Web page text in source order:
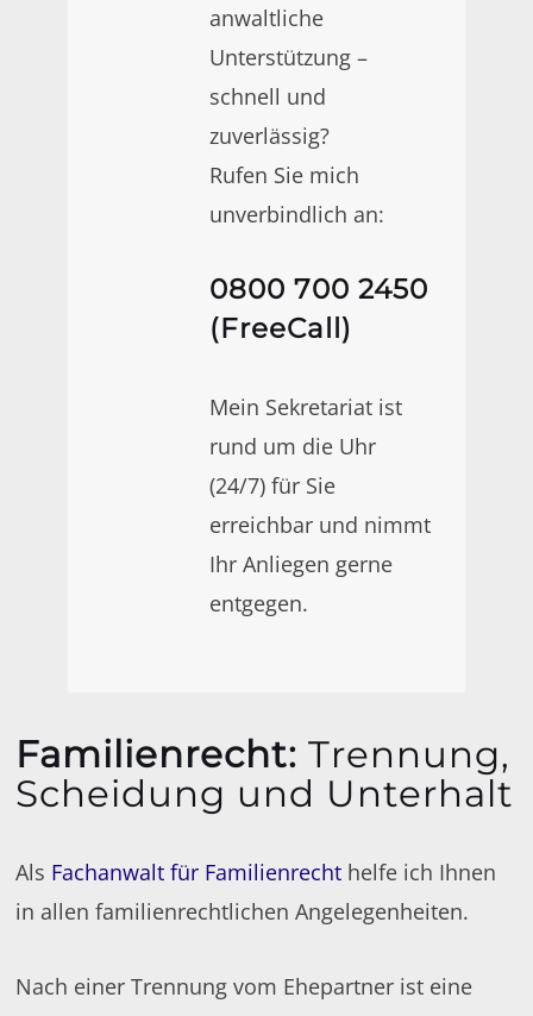
anwaltliche
Unterstützung –
schnell und
zuverlässig?
Rufen Sie mich
unverbindlich an:
0800 700 2450
(FreeCall)
Mein Sekretariat ist
rund um die Uhr
(24/7) für Sie
erreichbar und nimmt
Ihr Anliegen gerne
entgegen.
Familienrecht: Trennung,
Scheidung und Unterhalt
Als Fachanwalt für Familienrecht helfe ich Ihnen
in allen familienrechtlichen Angelegenheiten.
Nach einer Trennung vom Ehepartner ist eine